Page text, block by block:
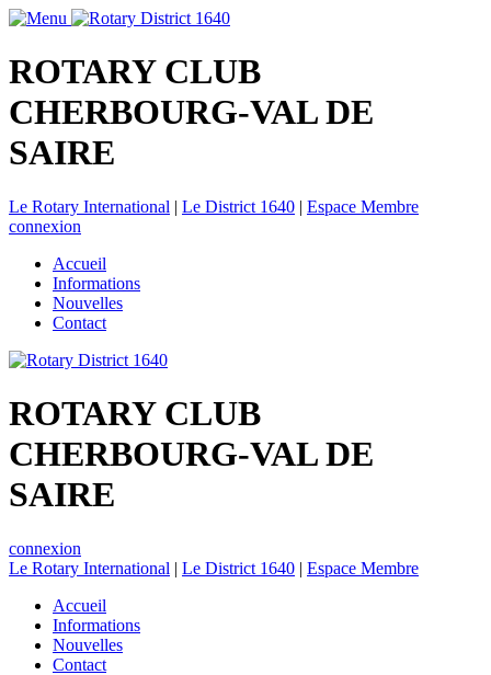
ROTARY CLUB
CHERBOURG-VAL DE
SAIRE
Le Rotary International | Le District 1640 | Espace Membre
connexion
Accueil
Informations
Nouvelles
Contact
ROTARY CLUB
CHERBOURG-VAL DE
SAIRE
connexion
Le Rotary International | Le District 1640 | Espace Membre
Accueil
Informations
Nouvelles
Contact